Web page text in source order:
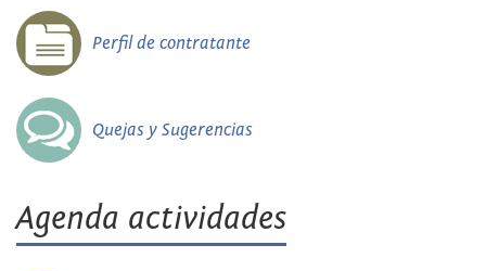
Perfil de contratante
Quejas y Sugerencias
Agenda actividades